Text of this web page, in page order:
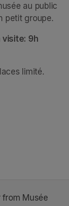
au public
petit groupe.
visite: 9h
limité.
from Musée